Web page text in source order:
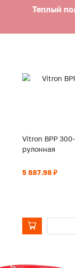
Теплый
Vitron ВРР
рулонная
5 887.98 ₽